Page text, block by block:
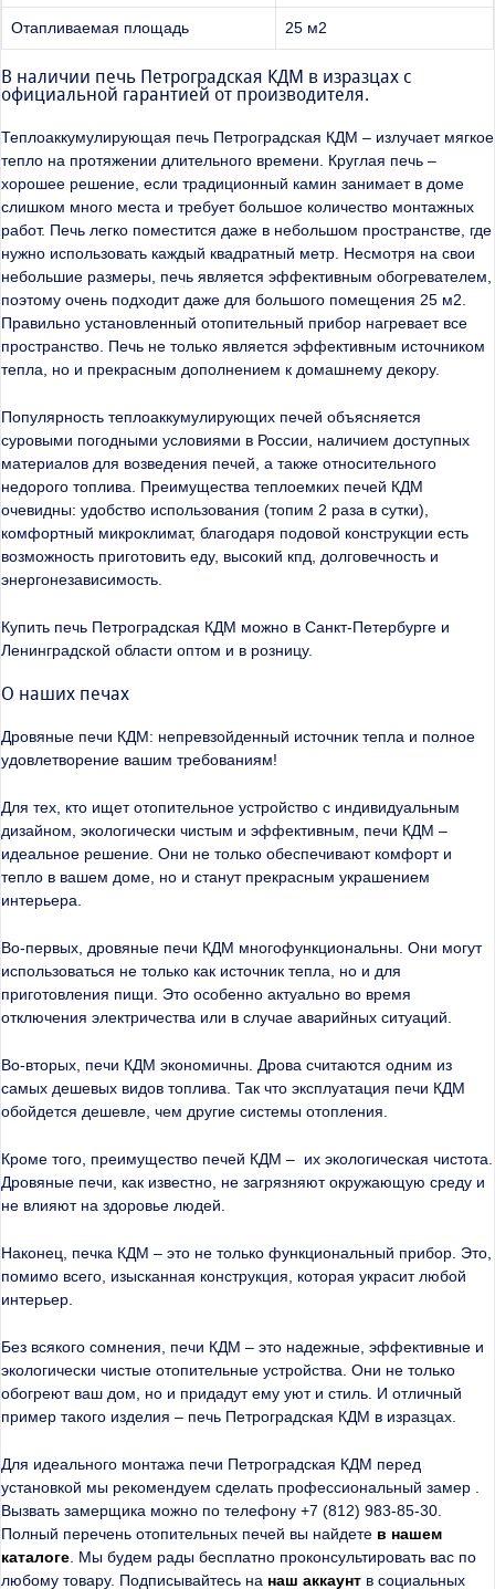
Отапливаемая площадь 25 м2
В наличии печь Петроградская КДМ в изразцах с
официальной гарантией от производителя.
Теплоаккумулирующая печь Петроградская КДМ – излучает мягкое
тепло на протяжении длительного времени. Круглая печь –
хорошее решение, если традиционный камин занимает в доме
слишком много места и требует большое количество монтажных
работ. Печь легко поместится даже в небольшом пространстве, где
нужно использовать каждый квадратный метр. Несмотря на свои
небольшие размеры, печь является эффективным обогревателем,
поэтому очень подходит даже для большого помещения 25 м2.
Правильно установленный отопительный прибор нагревает все
пространство. Печь не только является эффективным источником
тепла, но и прекрасным дополнением к домашнему декору.
Популярность теплоаккумулирующих печей объясняется
суровыми погодными условиями в России, наличием доступных
материалов для возведения печей, а также относительного
недорого топлива. Преимущества теплоемких печей КДМ
очевидны: удобство использования (топим 2 раза в сутки),
комфортный микроклимат, благодаря подовой конструкции есть
возможность приготовить еду, высокий кпд, долговечность и
энергонезависимость.
Купить печь Петроградская КДМ можно в Санкт-Петербурге и
Ленинградской области оптом и в розницу.
О наших печах
Дровяные печи КДМ: непревзойденный источник тепла и полное
удовлетворение вашим требованиям!
Для тех, кто ищет отопительное устройство с индивидуальным
дизайном, экологически чистым и эффективным, печи КДМ –
идеальное решение. Они не только обеспечивают комфорт и
тепло в вашем доме, но и станут прекрасным украшением
интерьера.
Во-первых, дровяные печи КДМ многофункциональны. Они могут
использоваться не только как источник тепла, но и для
приготовления пищи. Это особенно актуально во время
отключения электричества или в случае аварийных ситуаций.
Во-вторых, печи КДМ экономичны. Дрова считаются одним из
самых дешевых видов топлива. Так что эксплуатация печи КДМ
обойдется дешевле, чем другие системы отопления.
Кроме того, преимущество печей КДМ – их экологическая чистота.
Дровяные печи, как известно, не загрязняют окружающую среду и
не влияют на здоровье людей.
Наконец, печка КДМ – это не только функциональный прибор. Это,
помимо всего, изысканная конструкция, которая украсит любой
интерьер.
Без всякого сомнения, печи КДМ – это надежные, эффективные и
экологически чистые отопительные устройства. Они не только
обогреют ваш дом, но и придадут ему уют и стиль. И отличный
пример такого изделия – печь Петроградская КДМ в изразцах.
Для идеального монтажа печи Петроградская КДМ перед
установкой мы рекомендуем сделать профессиональный замер .
Вызвать замерщика можно по телефону +7 (812) 983-85-30.
Полный перечень отопительных печей вы найдете в нашем
каталоге . Мы будем рады бесплатно проконсультировать вас по
любому товару. Подписывайтесь на наш аккаунт в социальных